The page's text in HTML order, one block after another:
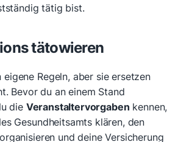
tätig bist.
tätowieren
Regeln, aber sie ersetzen
Bevor du an einem Stand
die Veranstaltervorgaben kennen,
Gesundheitsamts klären, den
organisieren und deine Versicherung